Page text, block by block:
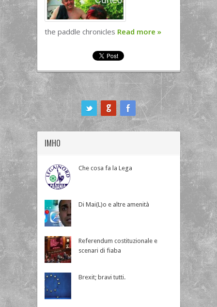
the paddle chronicles Read more »
IMHO
Che cosa fa la Lega
Di Mai(L)o e altre amenità
Referendum costituzionale e
scenari di fiaba
Brexit; bravi tutti.